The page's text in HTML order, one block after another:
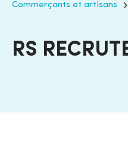
Commerçants et artisans
RS